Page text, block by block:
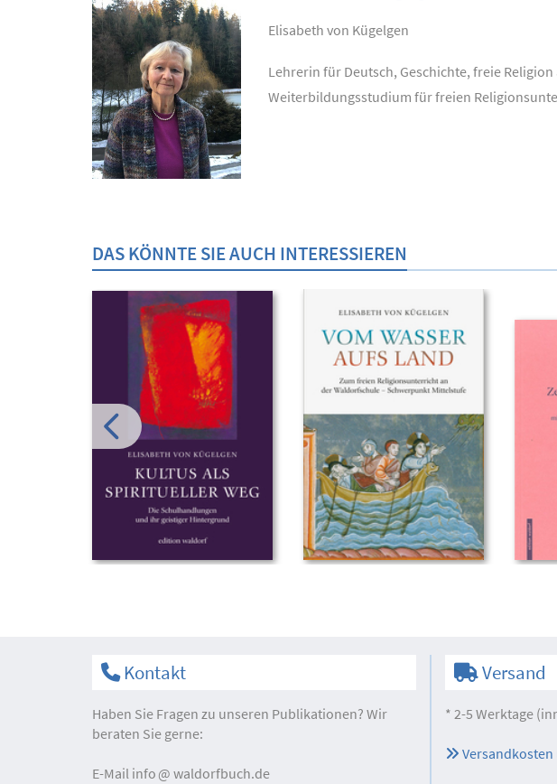
Elisabeth von Kügelgen
Lehrerin für Deutsch, Geschichte, freie
Weiterbildungsstudium für freien
DAS KÖNNTE SIE AUCH INTERESSIEREN
Kontakt
Haben Sie Fragen zu unseren Publikationen? Wir
beraten Sie gerne:
E-Mail info waldorfbuch.de
Versand
* 2-5 Werktage